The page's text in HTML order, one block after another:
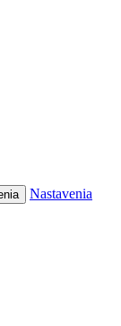
Nastavenia